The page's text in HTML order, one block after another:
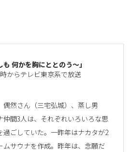
も 何かを胸にととのう～」
からテレビ東京系で放送
偶然さん（三宅弘城）、蒸し男
仲間3人は、それぞれいろいろな思
過ごしていた。一昨年はナカタが2
ムサウナを作成。昨年は、念願だ